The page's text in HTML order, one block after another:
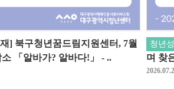
] 북구청년꿈드림지원센터, 7월
「알바가? 알바다!」 - ..
청년
며 찾